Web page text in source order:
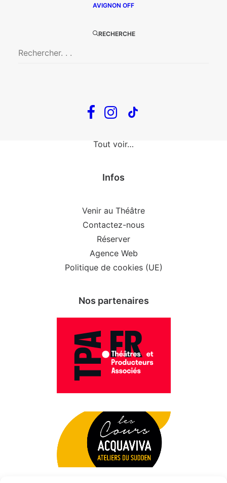
AVIGNON OFF
RECHERCHE
Le goût de la framboise
The Loop
Big Mother
Tout voir…
Infos
Venir au Théâtre
Contactez-nous
Réserver
Agence Web
Politique de cookies (UE)
Nos partenaires